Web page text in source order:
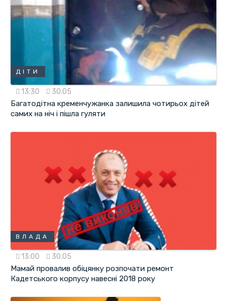
ДІТИ
13:30 30.05
Багатодітна кременчужанка залишила чотирьох дітей
самих на ніч і пішла гуляти
ВЛАДА
13:00 30.05
Мамай провалив обіцянку розпочати ремонт
Кадетського корпусу навесні 2018 року